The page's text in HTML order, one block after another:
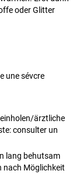
oder Glitter
une sévcre
ärztliche
consulter un
lang behutsam
nach Möglichkeit